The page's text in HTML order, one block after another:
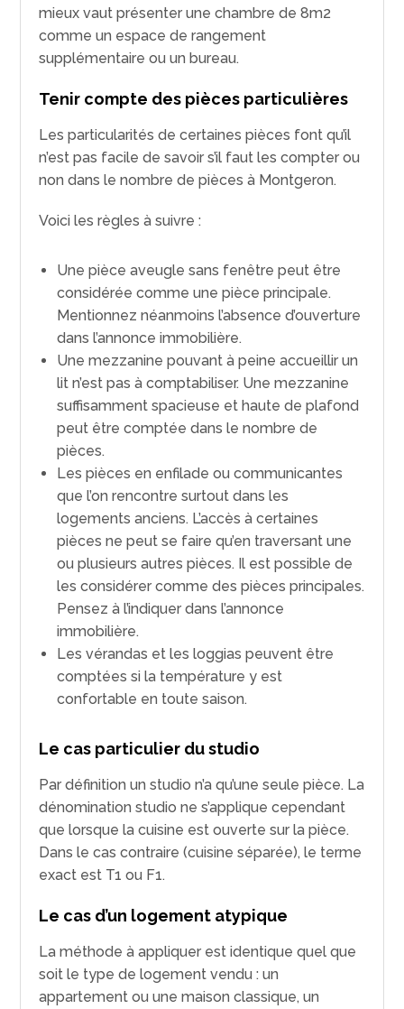
mieux vaut présenter une chambre de 8m2
comme un espace de rangement
supplémentaire ou un bureau.
Tenir compte des pièces particulières
Les particularités de certaines pièces font qu’il
n’est pas facile de savoir s’il faut les compter ou
non dans le nombre de pièces à Montgeron.
Voici les règles à suivre :
Une pièce aveugle sans fenêtre peut être
considérée comme une pièce principale.
Mentionnez néanmoins l’absence d’ouverture
dans l’annonce immobilière.
Une mezzanine pouvant à peine accueillir un
lit n’est pas à comptabiliser. Une mezzanine
suffisamment spacieuse et haute de plafond
peut être comptée dans le nombre de
pièces.
Les pièces en enfilade ou communicantes
que l’on rencontre surtout dans les
logements anciens. L’accès à certaines
pièces ne peut se faire qu’en traversant une
ou plusieurs autres pièces. Il est possible de
les considérer comme des pièces principales.
Pensez à l’indiquer dans l’annonce
immobilière.
Les vérandas et les loggias peuvent être
comptées si la température y est
confortable en toute saison.
Le cas particulier du studio
Par définition un studio n’a qu’une seule pièce. La
dénomination studio ne s’applique cependant
que lorsque la cuisine est ouverte sur la pièce.
Dans le cas contraire (cuisine séparée), le terme
exact est T1 ou F1.
Le cas d’un logement atypique
La méthode à appliquer est identique quel que
soit le type de logement vendu : un
appartement ou une maison classique, un